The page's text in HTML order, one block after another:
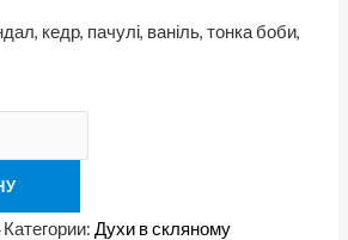
кедр, пачулі, ваніль, тонка боби,
Категории:Духи в скляному